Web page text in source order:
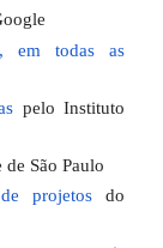
em todas as
pelo Instituto
São Paulo
projetosdo